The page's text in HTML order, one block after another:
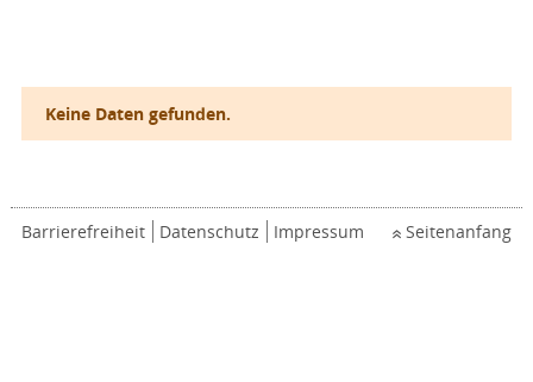
Keine Daten gefunden.
Barrierefreiheit Datenschutz Impressum Seitenanfang